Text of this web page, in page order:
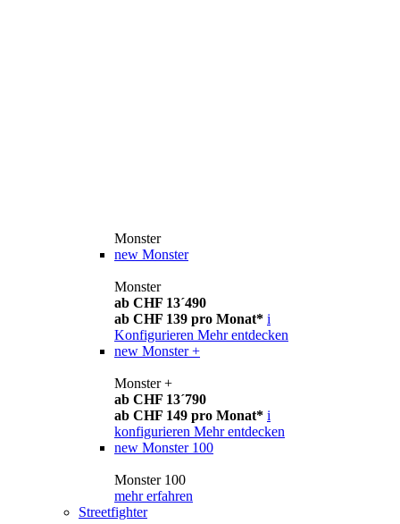
Monster
new Monster
Monster
ab CHF 13´490
ab CHF 139 pro Monat* i
Konfigurieren Mehr entdecken
new Monster +
Monster +
ab CHF 13´790
ab CHF 149 pro Monat* i
konfigurieren Mehr entdecken
new Monster 100
Monster 100
mehr erfahren
Streetfighter